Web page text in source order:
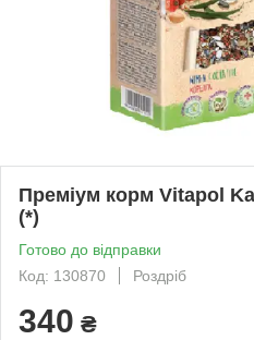
Преміум корм Vitapol
(*)
Готово до відправки
Код: 130870
Роздріб
340 ₴